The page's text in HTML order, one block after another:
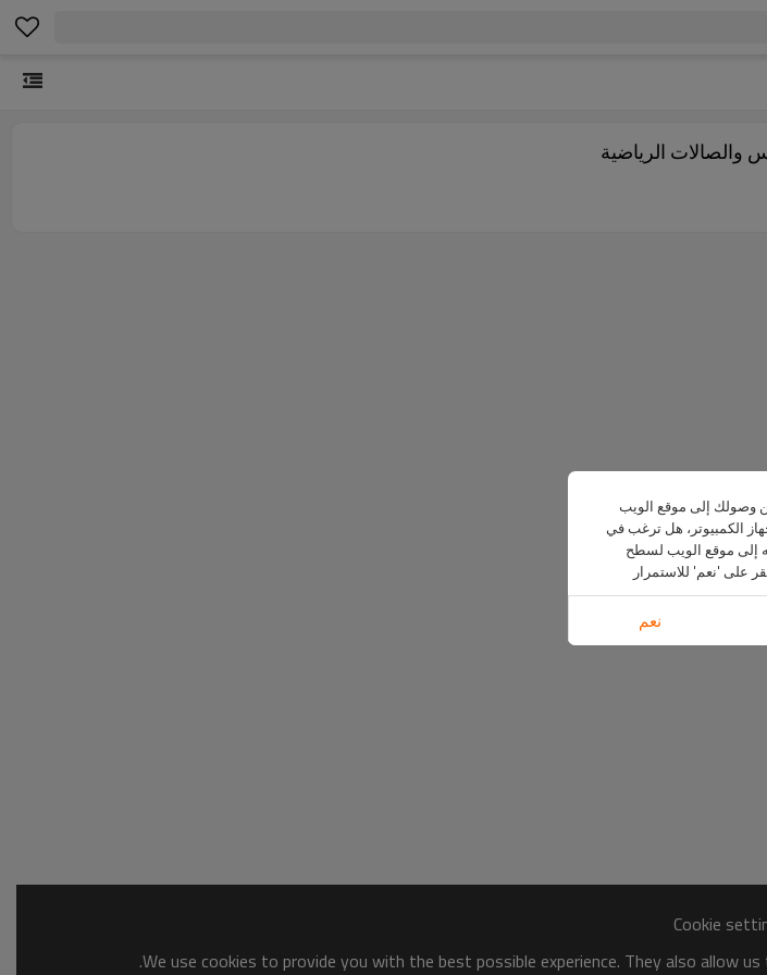
Cookie
We use cookies to provide you with the best possible experience. They also allow
إلى موقع الويب
الكمبيوتر، هل ترغب في
إلى موقع الويب لسطح
على 'نعم' للاستمرار
نعم